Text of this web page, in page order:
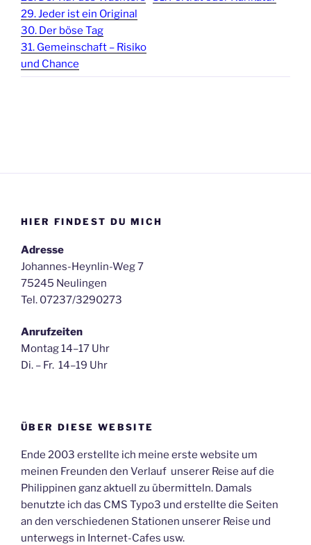
29. Jeder ist ein Original
30. Der böse Tag
31. Gemeinschaft – Risiko
und Chance
HIER FINDEST DU MICH
Adresse
Johannes-Heynlin-Weg 7
75245 Neulingen
Tel. 07237/3290273
Anrufzeiten
Montag 14–17 Uhr
Di. – Fr. 14–19 Uhr
ÜBER DIESE WEBSITE
Ende 2003 erstellte ich meine erste website um
meinen Freunden den Verlauf unserer Reise auf die
Philippinen ganz aktuell zu übermitteln. Damals
benutzte ich das CMS Typo3 und erstellte die Seiten
an den verschiedenen Stationen unserer Reise und
unterwegs in Internet-Cafes usw.